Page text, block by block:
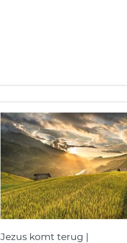
Jezus komt terug |